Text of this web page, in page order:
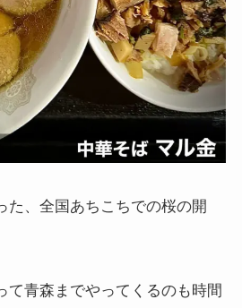
た、全国あちこちでの桜の開
て青森までやってくるのも時間